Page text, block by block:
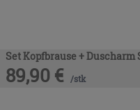
Set Kopfbrause +
89,90 € /stk